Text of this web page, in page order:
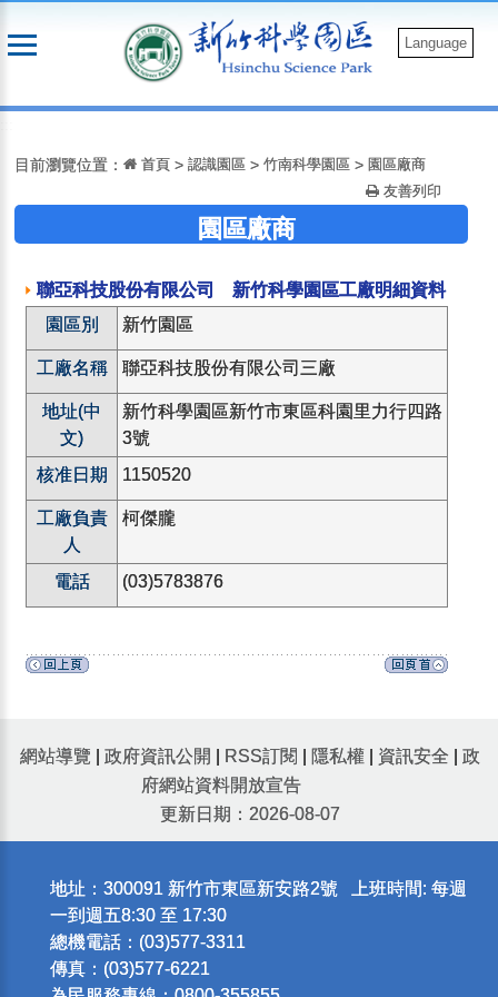
到
Language
目前瀏覽位置： 首頁 >認識園區 >竹南科學園區 > 園區廠商
友善列印
園區廠商
聯亞科技股份有限公司 新竹科學園區工廠明細資料
園區別
新竹園區
工廠名稱 聯亞科技股份有限公司三廠
地址(中
文)
新竹科學園區新竹市東區科園里力行四路
3號
核准日期
1150520
工廠負責
人
柯傑朧
電話 (03)5783876
網站導覽 政府資訊公開 RSS訂閱 隱私權 資訊安全
政
府網站資料開放宣告
更新日期：2026-08-07
地址：300091 新竹市東區新安路2號 上班時間: 每週
一到週五8:30 至 17:30
總機電話：(03)577-3311
傳真：(03)577-6221